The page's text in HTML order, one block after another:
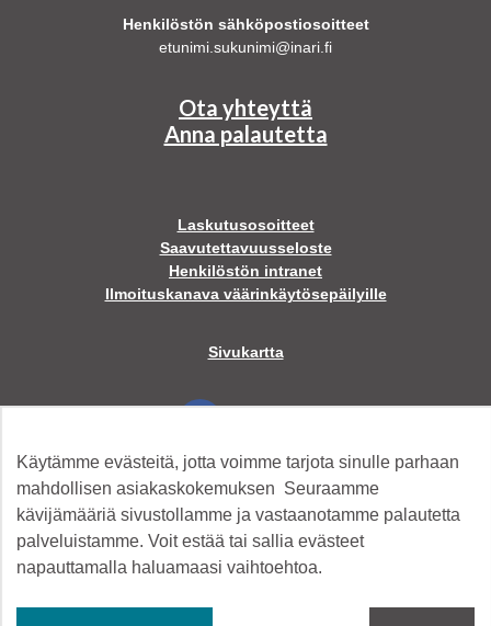
Henkilöstön sähköpostiosoitteet
etunimi.sukunimi@inari.fi
Ota yhteyttä
Anna palautetta
Laskutusosoitteet
Saavutettavuusseloste
Henkilöstön intranet
Ilmoituskanava väärinkäytösepäilyille
Sivukartta
Twitter
Instagram
Käytämme evästeitä, jotta voimme tarjota sinulle parhaan
mahdollisen asiakaskokemuksen Seuraamme
kävijämääriä sivustollamme ja vastaanotamme palautetta
palveluistamme. Voit estää tai sallia evästeet
napauttamalla haluamaasi vaihtoehtoa.